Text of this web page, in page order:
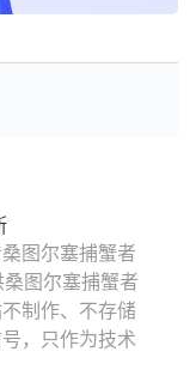
图尔塞捕蟹者
图尔塞捕蟹者
制作、不存储
，只作为技术